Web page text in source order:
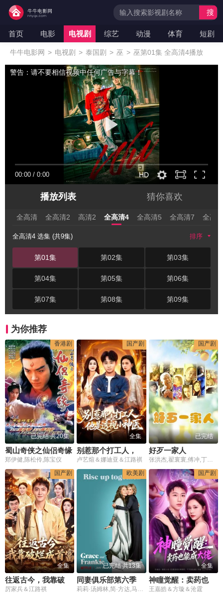
首页 电影 电视剧 综艺 动漫 体育 短剧
搜
牛牛电影网 > 电视剧 > 泰国剧 > 巫 > 巫第01集 全高清4播放
00:00 / 0:00 HD
警告：请不要相信视频中任何广告与字幕！
播放列表 猜你喜欢
全高清 全高清2 高清2 全高清4 全高清5 全高清7 全高
全高清4 选集 (共9集) 排序
第01集 第02集 第03集
第04集 第05集 第06集
第07集 第08集 第09集
为你推荐
香港剧
已完结 共20集
蜀山奇侠之仙侣奇缘
郑伊健,陈松伶,陈宝仪
国产剧
全集
卢艺煊＆娜迪亚＆江路祺
国产剧
已完结
好歹一家人
张洪杰,翟寰寰,傅冲,丁嘉丽
国产剧
全集
厉家兵＆江路祺
欧美剧
已完结 共13集
同妻俱乐部第六季
莉莉·汤姆林,简·方达,马丁·辛,萨姆·沃特森
国产剧
全集
神瞳觉醒：卖药也能成大佬
王嘉皓＆方璇＆沧霆